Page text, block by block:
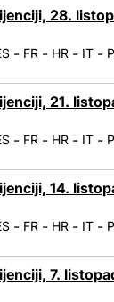
28.
- FR - HR - IT -
21.
- FR - HR - IT -
14.
- FR - HR - IT -
7.